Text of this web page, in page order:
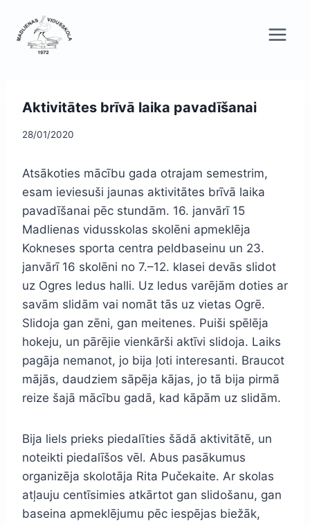
content
Aktivitātes brīvā laika pavadīšanai
28/01/2020
Atsākoties mācību gada otrajam semestrim,
esam ieviesuši jaunas aktivitātes brīvā laika
pavadīšanai pēc stundām. 16. janvārī 15
Madlienas vidusskolas skolēni apmeklēja
Kokneses sporta centra peldbaseinu un 23.
janvārī 16 skolēni no 7.–12. klasei devās slidot
uz Ogres ledus halli. Uz ledus varējām doties ar
savām slidām vai nomāt tās uz vietas Ogrē.
Slidoja gan zēni, gan meitenes. Puiši spēlēja
hokeju, un pārējie vienkārši aktīvi slidoja. Laiks
pagāja nemanot, jo bija ļoti interesanti. Braucot
mājās, daudziem sāpēja kājas, jo tā bija pirmā
reize šajā mācību gadā, kad kāpām uz slidām.
Bija liels prieks piedalīties šādā aktivitātē, un
noteikti piedalīšos vēl. Abus pasākumus
organizēja skolotāja Rita Pučekaite. Ar skolas
atļauju centīsimies atkārtot gan slidošanu, gan
baseina apmeklējumu pēc iespējas biežāk,